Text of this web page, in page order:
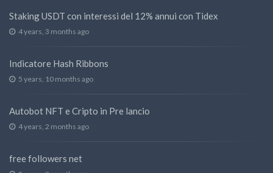
Staking USDT con interessi del 12% annui con Tidex
4 years, 3 months ago
Indicatore Hash Ribbons
5 years, 10 months ago
Autobot NFT e Cripto in Pre lancio
4 years, 2 months ago
free followers net